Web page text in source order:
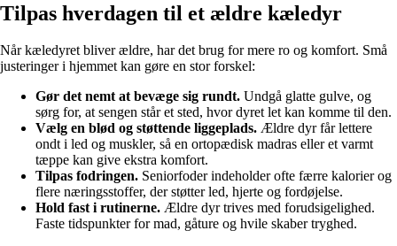
Tilpas hverdagen til et ældre kæledyr
Når kæledyret bliver ældre, har det brug for mere ro og komfort. Små
justeringer i hjemmet kan gøre en stor forskel:
Gør det nemt at bevæge sig rundt. Undgå glatte gulve, og
sørg for, at sengen står et sted, hvor dyret let kan komme til den.
Vælg en blød og støttende liggeplads. Ældre dyr får lettere
ondt i led og muskler, så en ortopædisk madras eller et varmt
tæppe kan give ekstra komfort.
Tilpas fodringen. Seniorfoder indeholder ofte færre kalorier og
flere næringsstoffer, der støtter led, hjerte og fordøjelse.
Hold fast i rutinerne. Ældre dyr trives med forudsigelighed.
Faste tidspunkter for mad, gåture og hvile skaber tryghed.